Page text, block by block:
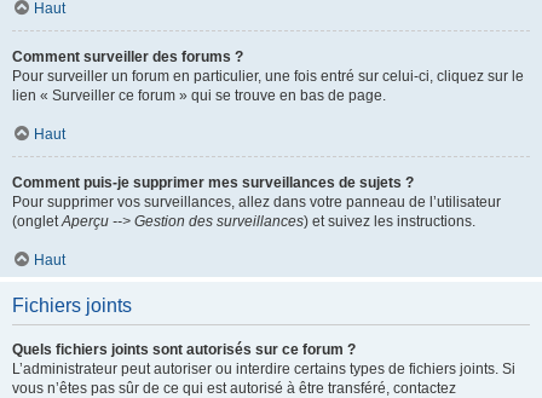
Haut
Comment surveiller des forums ?
Pour surveiller un forum en particulier, une fois entré sur celui-ci, cliquez sur le
lien « Surveiller ce forum » qui se trouve en bas de page.
Haut
Comment puis-je supprimer mes surveillances de sujets ?
Pour supprimer vos surveillances, allez dans votre panneau de l’utilisateur
(ongletAperçu --> Gestion des surveillances) et suivez les instructions.
Haut
Fichiers joints
Quels fichiers joints sont autorisés sur ce forum ?
L’administrateur peut autoriser ou interdire certains types de fichiers joints. Si
vous n’êtes pas sûr de ce qui est autorisé à être transféré, contactez